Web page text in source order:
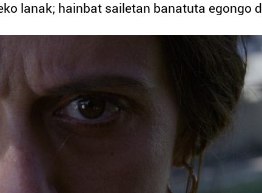
lanak; hainbat sailetan banatuta egongo